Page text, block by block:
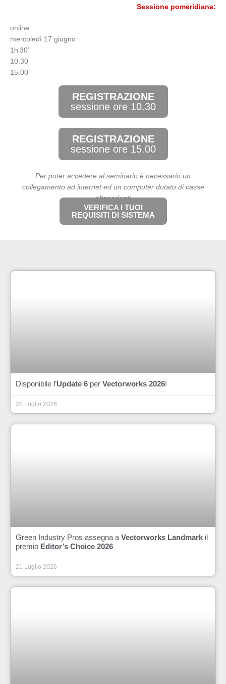
Sessione pomeridiana:
online
mercoledì 17 giugno
1h’30’
10.30
15.00
REGISTRAZIONE
sessione ore 10.30
REGISTRAZIONE
sessione ore 15.00
Per poter accedere al seminario è necessario un
collegamento ad interneted un computer dotato di casse
altoparlanti
VERIFICA I TUOI
REQUISITI DI SISTEMA
Disponibile l’Update 6 per Vectorworks 2026!
28 Luglio 2026
Green Industry Pros assegna a Vectorworks Landmark il
premio Editor’s Choice 2026
21 Luglio 2026